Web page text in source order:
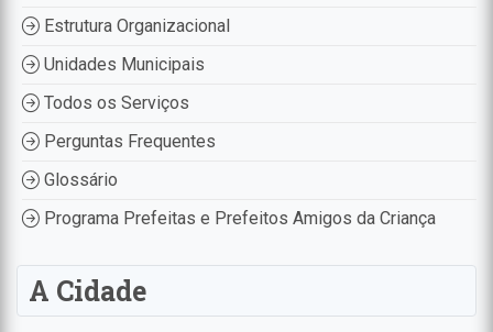
Estrutura Organizacional
Unidades Municipais
Todos os Serviços
Perguntas Frequentes
Glossário
Programa Prefeitas e Prefeitos Amigos da Criança
A Cidade